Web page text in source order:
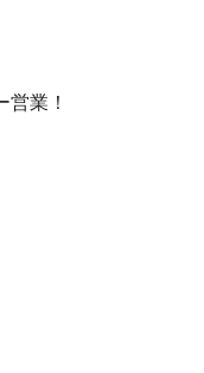
業！⠀